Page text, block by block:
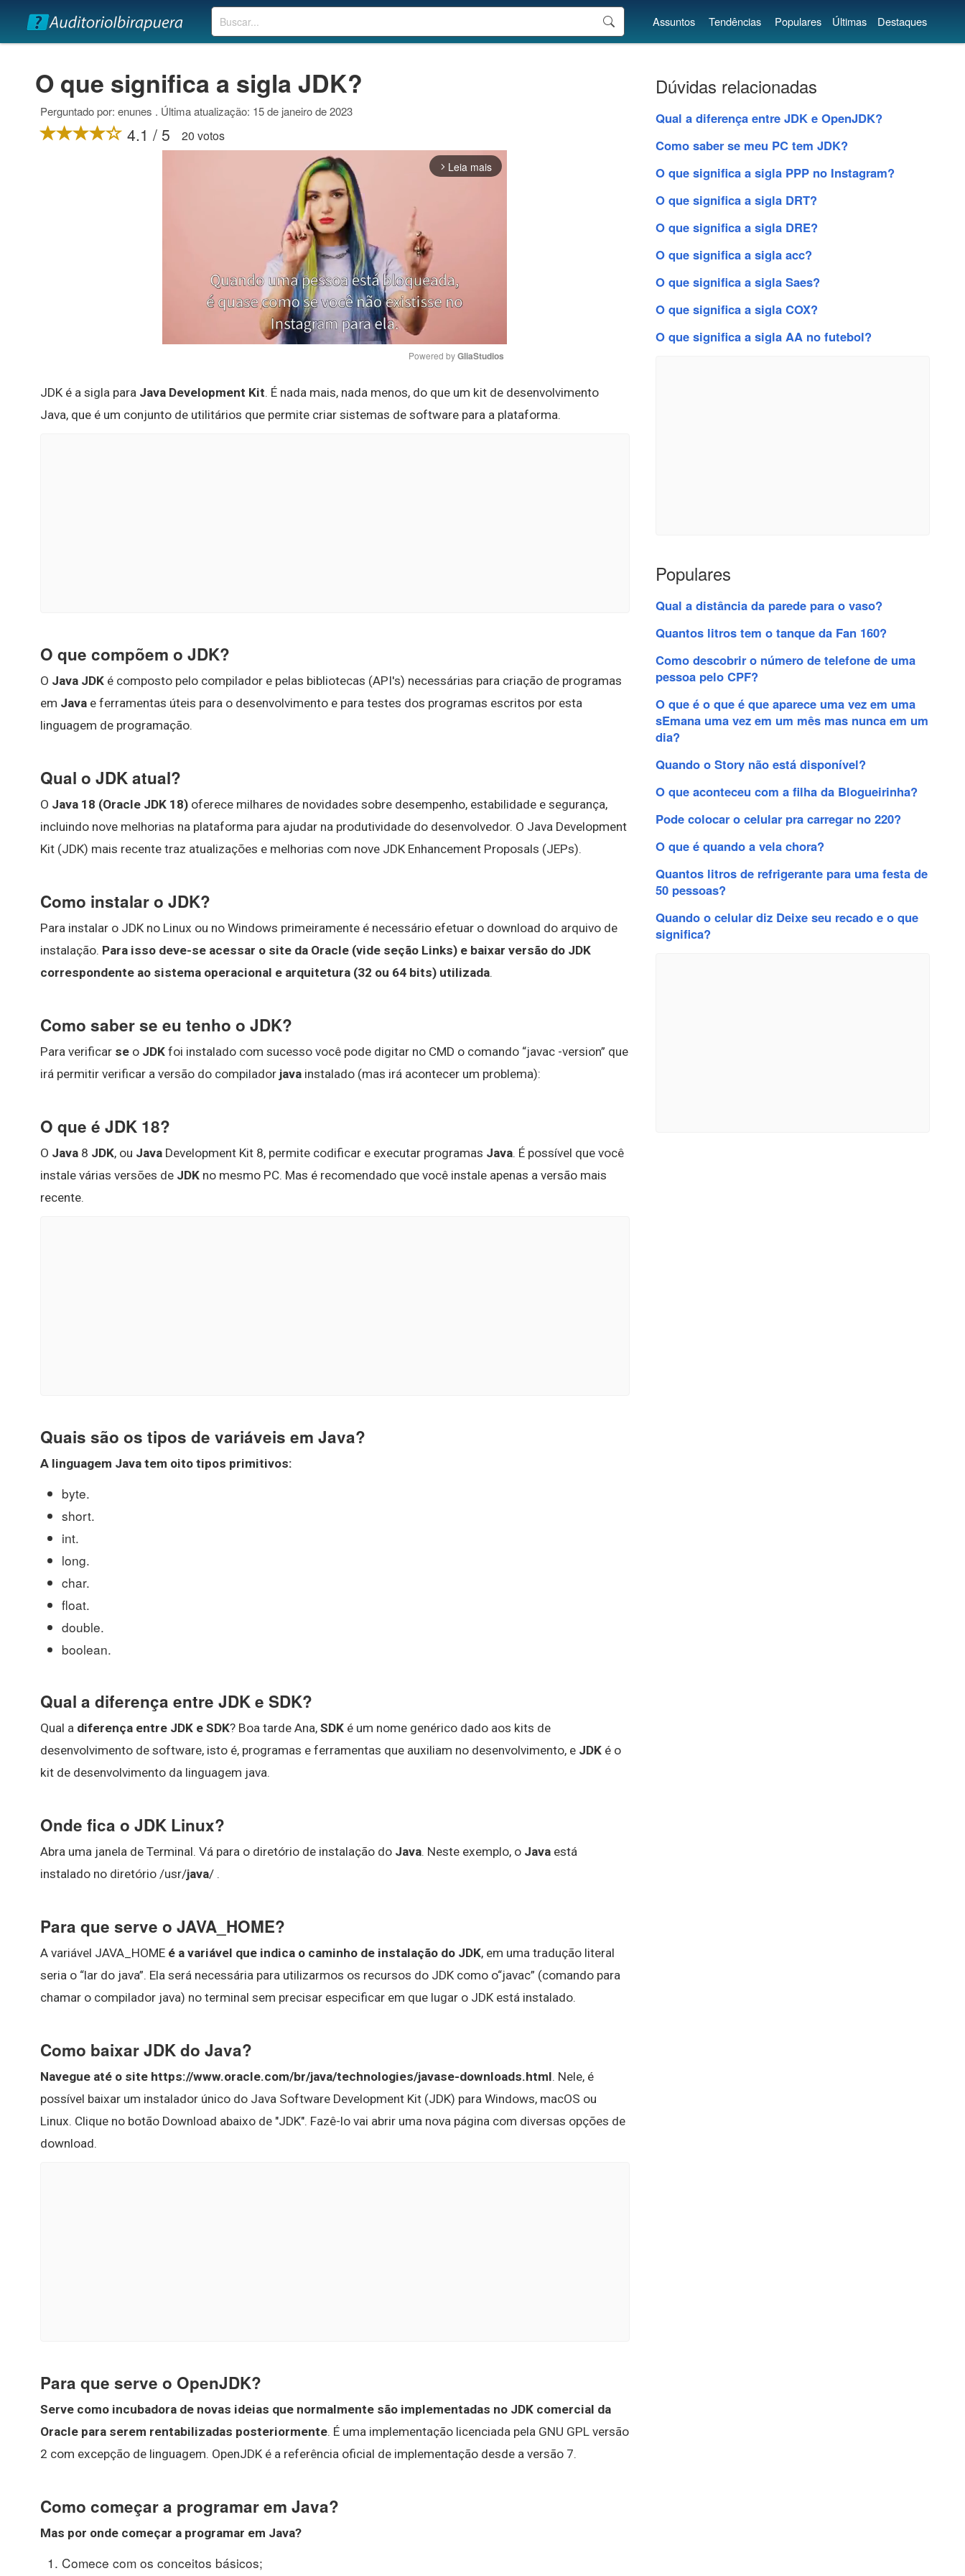
Buscar Assuntos Tendências Populares Últimas Destaques
O que significa a sigla JDK?
Perguntado por: enunes . Última atualização: 15 de janeiro de 2023
4.1 / 5 20 votos
arrow_forward_ios Leia mais
Mute
Powered by GliaStudios
JDK é a sigla para Java Development Kit. É nada mais, nada menos, do que um kit de desenvolvimento
Java, que é um conjunto de utilitários que permite criar sistemas de software para a plataforma.
O que compõem o JDK?
O Java JDK é composto pelo compilador e pelas bibliotecas (API's) necessárias para criação de programas
em Java e ferramentas úteis para o desenvolvimento e para testes dos programas escritos por esta
linguagem de programação.
Qual o JDK atual?
O Java 18 (Oracle JDK 18) oferece milhares de novidades sobre desempenho, estabilidade e segurança,
incluindo nove melhorias na plataforma para ajudar na produtividade do desenvolvedor. O Java Development
Kit (JDK) mais recente traz atualizações e melhorias com nove JDK Enhancement Proposals (JEPs).
Como instalar o JDK?
Para instalar o JDK no Linux ou no Windows primeiramente é necessário efetuar o download do arquivo de
instalação. Para isso deve-se acessar o site da Oracle (vide seção Links) e baixar versão do JDK
correspondente ao sistema operacional e arquitetura (32 ou 64 bits) utilizada.
Como saber se eu tenho o JDK?
Para verificar se o JDK foi instalado com sucesso você pode digitar no CMD o comando “javac -version” que
irá permitir verificar a versão do compilador java instalado (mas irá acontecer um problema):
O que é JDK 18?
O Java 8 JDK, ou Java Development Kit 8, permite codificar e executar programas Java. É possível que você
instale várias versões de JDK no mesmo PC. Mas é recomendado que você instale apenas a versão mais
recente.
Quais são os tipos de variáveis em Java?
A linguagem Java tem oito tipos primitivos:
byte.
short.
int.
long.
char.
float.
double.
boolean.
Qual a diferença entre JDK e SDK?
Qual a diferença entre JDK e SDK? Boa tarde Ana, SDK é um nome genérico dado aos kits de
desenvolvimento de software, isto é, programas e ferramentas que auxiliam no desenvolvimento, e JDK é o
kit de desenvolvimento da linguagem java.
Onde fica o JDK Linux?
Abra uma janela de Terminal. Vá para o diretório de instalação do Java. Neste exemplo, o Java está
instalado no diretório /usr/java/ .
Para que serve o JAVA_HOME?
A variável JAVA_HOME é a variável que indica o caminho de instalação do JDK, em uma tradução literal
seria o “lar do java”. Ela será necessária para utilizarmos os recursos do JDK como o“javac” (comando para
chamar o compilador java) no terminal sem precisar especificar em que lugar o JDK está instalado.
Como baixar JDK do Java?
Navegue até o site https://www.oracle.com/br/java/technologies/javase-downloads.html. Nele, é
possível baixar um instalador único do Java Software Development Kit (JDK) para Windows, macOS ou
Linux. Clique no botão Download abaixo de "JDK". Fazê-lo vai abrir uma nova página com diversas opções de
download.
Para que serve o OpenJDK?
Serve como incubadora de novas ideias que normalmente são implementadas no JDK comercial da
Oracle para serem rentabilizadas posteriormente. É uma implementação licenciada pela GNU GPL versão
2 com excepção de linguagem. OpenJDK é a referência oficial de implementação desde a versão 7.
Como começar a programar em Java?
Mas por onde começar a programar em Java?
Comece com os conceitos básicos;
Dúvidas relacionadas
Qual a diferença entre JDK e OpenJDK?
Como saber se meu PC tem JDK?
O que significa a sigla PPP no Instagram?
O que significa a sigla DRT?
O que significa a sigla DRE?
O que significa a sigla acc?
O que significa a sigla Saes?
O que significa a sigla COX?
O que significa a sigla AA no futebol?
Populares
Qual a distância da parede para o vaso?
Quantos litros tem o tanque da Fan 160?
Como descobrir o número de telefone de uma
pessoa pelo CPF?
O que é o que é que aparece uma vez em uma
sEmana uma vez em um mês mas nunca em um
dia?
Quando o Story não está disponível?
O que aconteceu com a filha da Blogueirinha?
Pode colocar o celular pra carregar no 220?
O que é quando a vela chora?
Quantos litros de refrigerante para uma festa de
50 pessoas?
Quando o celular diz Deixe seu recado e o que
significa?